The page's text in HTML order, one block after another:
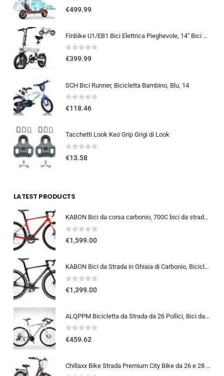
0out of 5
€499.99
Finbike U1/EB1 Bici Elettrica Pieghevole, 14″ Bici Elettrica da 280.8 WH Batteria, Autonomia di 40 KM, Motore 250W, E-Bike…
0out of 5
€399.99
SCH Bici Runner, Bicicletta Bambino, Blu, 14
0out of 5
€118.46
Tacchetti Look Keo Grip Grigi di Look
0out of 5
€13.58
LATEST PRODUCTS
KABON Bici da corsa carbonio, 700C bici da strada T800 Completamente carbonio con Shimano 105 R7000 22 velocità 8.1 KG Leg…
0out of 5
€1,599.00
KABON Bici da Strada in Ghiaia di Carbonio, Bicicletta con Telaio in Fibra di Carbonio T800 con Bicicletta da Corsa con Fr…
0out of 5
€1,399.00
ALQPPM Bicicletta da Strada da 26 Pollici, Bici da 24 Velocità, Freno a Doppio Disco, Telaio in Acciaio ad Alto Tenore Di …
0out of 5
€459.62
Chillaxx Bike Strada Premium City Bike da 26 e 28 pollici, bicicletta per ragazze, ragazzi, uomini e donne, cambio a 21 ma…